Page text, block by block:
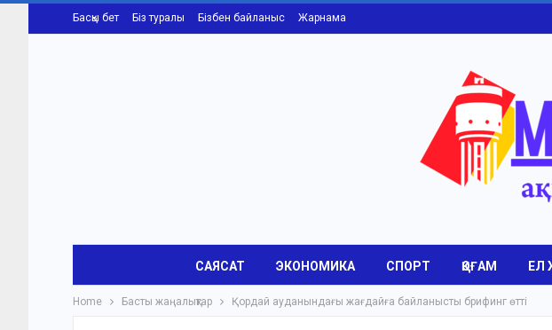
Басқы бет Біз туралы Бізбен байланыс Жарнама
САЯСАТ ЭКОНОМИКА СПОРТ ҚОҒАМ ЕЛ
Home Басты жаңалықтар Қордай ауданындағы жағдайға байланысты брифинг өтті